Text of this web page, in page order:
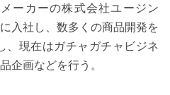
ーカーの株式会社ユージン
入社し、数多くの商品開発を
、現在はガチャガチャビジネ
企画などを行う。